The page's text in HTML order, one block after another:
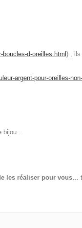
d-oreilles.html ) ; ils
argent-pour-oreilles-non-
bijou…
les réaliser pour vous …